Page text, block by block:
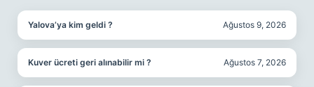
Yalova’ya kim geldi ? Ağustos 9, 2026
Kuver ücreti geri alınabilir mi ? Ağustos 7, 2026